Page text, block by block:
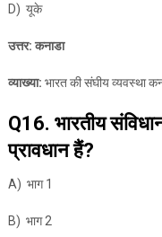
D) यूके
उत्तर: कनाडा
व्याख्या: भारत की संघीय व्यवस्था
Q16. भारतीय
प्रावधान हैं?
A) भाग 1
B) भाग 2